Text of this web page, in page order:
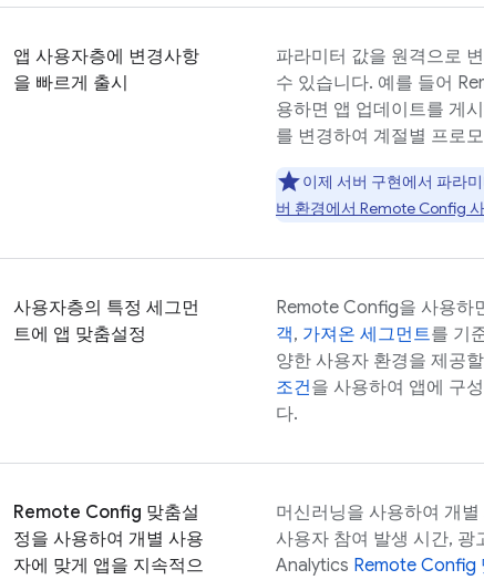
앱 사용자층에 변경사항
을 빠르게 출시
파라미터 값을 원격으로
수 있습니다. 예를 들어
용하면 앱 업데이트를 게
를 변경하여 계절별 프로
이제 서버 구현에서 파라
버 환경에서 Remote Config
사용자층의 특정 세그먼
트에 앱 맞춤설정
Remote Config을 사용하
객, 가져온 세그먼트를 기
양한 사용자 환경을 제공
조건을 사용하여 앱에 구
다.
Remote Config 맞춤설
정을 사용하여 개별 사용
자에 맞게 앱을 지속적으
머신러닝을 사용하여 개
사용자 참여 발생 시간, 광
Analytics Remote Config